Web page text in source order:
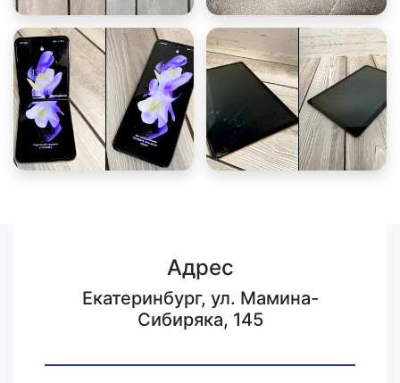
Адрес
Екатеринбург, ул. Мамина-
Сибиряка, 145